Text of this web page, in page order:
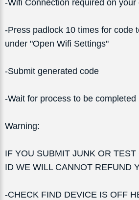
-Wifi Connection required on your
-Press padlock 10 times for code
under "Open Wifi Settings"
-Submit generated code
-Wait for process to be completed
Warning:
IF YOU SUBMIT JUNK OR
ID WE WILL CANNOT REFUND
-CHECK FIND DEVICE IS OFF